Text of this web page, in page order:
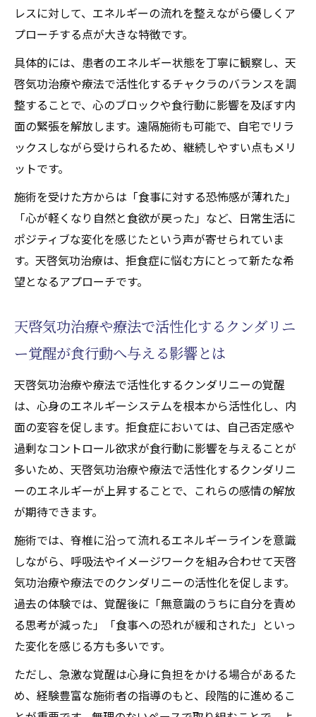
レスに対して、エネルギーの流れを整えながら優しくア
プローチする点が大きな特徴です。
具体的には、患者のエネルギー状態を丁寧に観察し、天
啓気功治療や療法で活性化するチャクラのバランスを調
整することで、心のブロックや食行動に影響を及ぼす内
面の緊張を解放します。遠隔施術も可能で、自宅でリラ
ックスしながら受けられるため、継続しやすい点もメリ
ットです。
施術を受けた方からは「食事に対する恐怖感が薄れた」
「心が軽くなり自然と食欲が戻った」など、日常生活に
ポジティブな変化を感じたという声が寄せられていま
す。天啓気功治療は、拒食症に悩む方にとって新たな希
望となるアプローチです。
天啓気功治療や療法で活性化するクンダリニ
ー覚醒が食行動へ与える影響とは
天啓気功治療や療法で活性化するクンダリニーの覚醒
は、心身のエネルギーシステムを根本から活性化し、内
面の変容を促します。拒食症においては、自己否定感や
過剰なコントロール欲求が食行動に影響を与えることが
多いため、天啓気功治療や療法で活性化するクンダリニ
ーのエネルギーが上昇することで、これらの感情の解放
が期待できます。
施術では、脊椎に沿って流れるエネルギーラインを意識
しながら、呼吸法やイメージワークを組み合わせて天啓
気功治療や療法でのクンダリニーの活性化を促します。
過去の体験では、覚醒後に「無意識のうちに自分を責め
る思考が減った」「食事への恐れが緩和された」といっ
た変化を感じる方も多いです。
ただし、急激な覚醒は心身に負担をかける場合があるた
め、経験豊富な施術者の指導のもと、段階的に進めるこ